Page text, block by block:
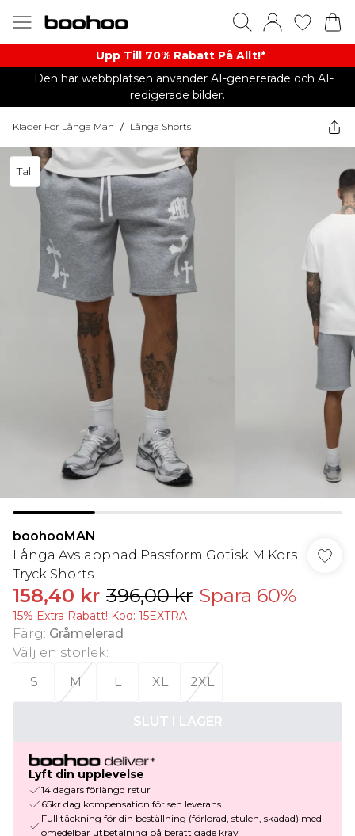
Upp Till 70% Rabatt På Allt!*
Den här webbplatsen använder AI-genererade och AI-
redigerade bilder.
Kläder För Långa Män / Långa Shorts
Tall
boohooMAN
Långa Avslappnad Passform Gotisk M Kors
Tryck Shorts
158,40 kr 396,00 kr Spara 60%
15% Extra Rabatt! Kod: 15EXTRA
Färg: Gråmelerad
Välj en storlek:
S
M L XL 2XL
SLUT I LAGER
Lyft din upplevelse
14 dagars förlängd retur
65kr dag kompensation för sen leverans
Full täckning för din beställning (förlorad, stulen, skadad) med
omedelbar utbetalning på berättigade krav